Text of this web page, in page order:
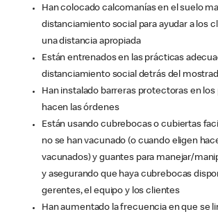
Han colocado calcomanías en el suelo
distanciamiento social para ayudar a los
una distancia apropiada
Están entrenados en las prácticas
distanciamiento social detrás del
Han instalado barreras protectoras en
hacen las órdenes
Están usando cubrebocas o cubiertas
no se han vacunado (o cuando eligen
vacunados) y guantes para manejar/
y asegurando que haya cubrebocas
gerentes, el equipo y los clientes
Han aumentado la frecuencia en que se